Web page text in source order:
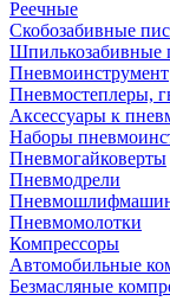
Реечные
Скобозабивные
Шпилькозабивные
Пневмоинструмент
Пневмостеплеры,
Аксессуары к
Наборы
Пневмогайковерты
Пневмодрели
Пневмомолотки
Компрессоры
Автомобильные
Безмасляные